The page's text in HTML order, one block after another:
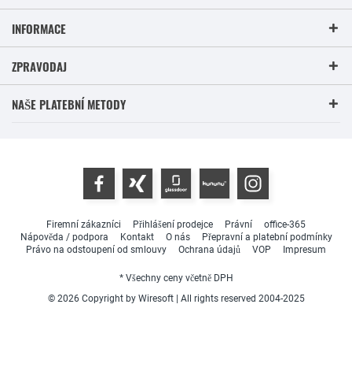
INFORMACE
ZPRAVODAJ
NAŠE PLATEBNÍ METODY
Firemní zákazníci Přihlášení prodejce Právní
office-365
Nápověda / podpora
Kontakt O nás
Přepravní a platební podmínky
Právo na odstoupení od smlouvy
Ochrana údajů VOP Impresum
* Všechny ceny včetně DPH
© 2026 Copyright by Wiresoft | All rights reserved 2004-2025